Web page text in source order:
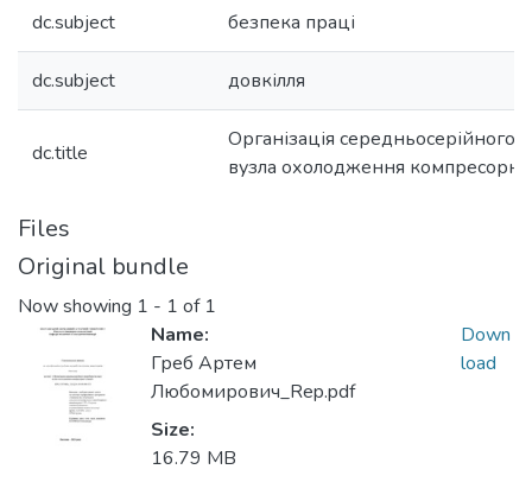
dc.subject безпека праці
dc.subject довкілля
dc.title
Організація середньосерійного
вузла охолодження компресорної
Files
Original bundle
Now showing 1 - 1 of 1
Name:
Греб Артем
Любомирович_Rep.pdf
Size:
16.79 MB
Down
load